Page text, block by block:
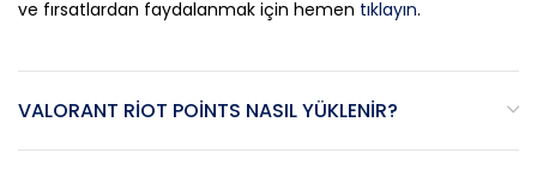
ve fırsatlardan faydalanmak için hemen tıklayın.
VALORANT RIOT POINTS NASIL YÜKLENIR?